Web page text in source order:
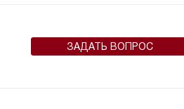
ЗАДАТЬ ВОПРОС